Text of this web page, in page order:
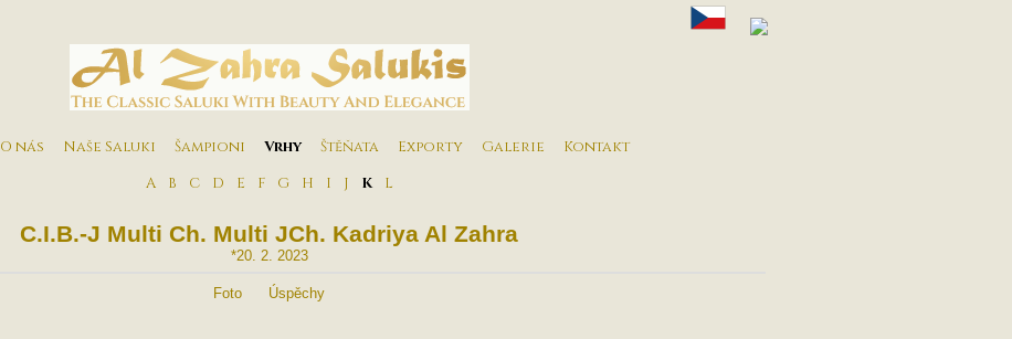
O nás Naše Saluki Šampioni Vrhy Štěňata Exporty Galerie
Kontakt
A
B C D E F G H I J K L
C.I.B.-J Multi Ch. Multi JCh. Kadriya Al Zahra
*20. 2. 2023
Foto Úspěchy